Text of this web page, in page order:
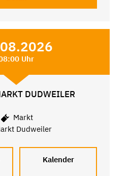
Uhr
DUDWEILER
Markt
Dudweiler
Kalender